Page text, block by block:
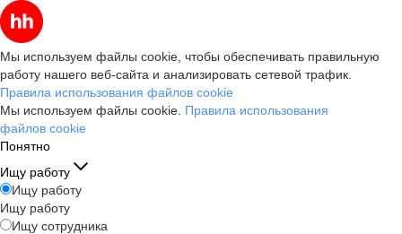
Мы используем файлы cookie, чтобы обеспечивать правильную
работу нашего веб-сайта и анализировать сетевой трафик.
Правила использования файлов cookie
Мы используем файлы cookie. Правила использования
файлов cookie
Понятно
Ищу работу
Ищу работу
Ищу работу
Ищу сотрудника